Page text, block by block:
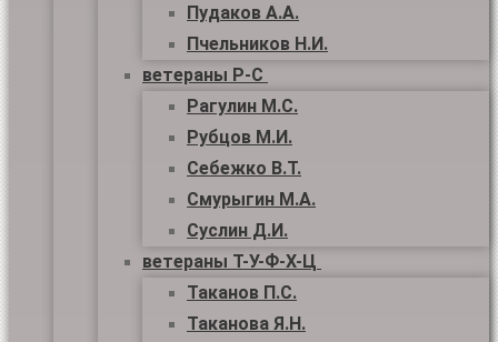
Пудаков А.А.
Пчельников Н.И.
ветераны Р-С
Рагулин М.С.
Рубцов М.И.
Себежко В.Т.
Смурыгин М.А.
Суслин Д.И.
ветераны Т-У-Ф-Х-Ц
Таканов П.С.
Таканова Я.Н.